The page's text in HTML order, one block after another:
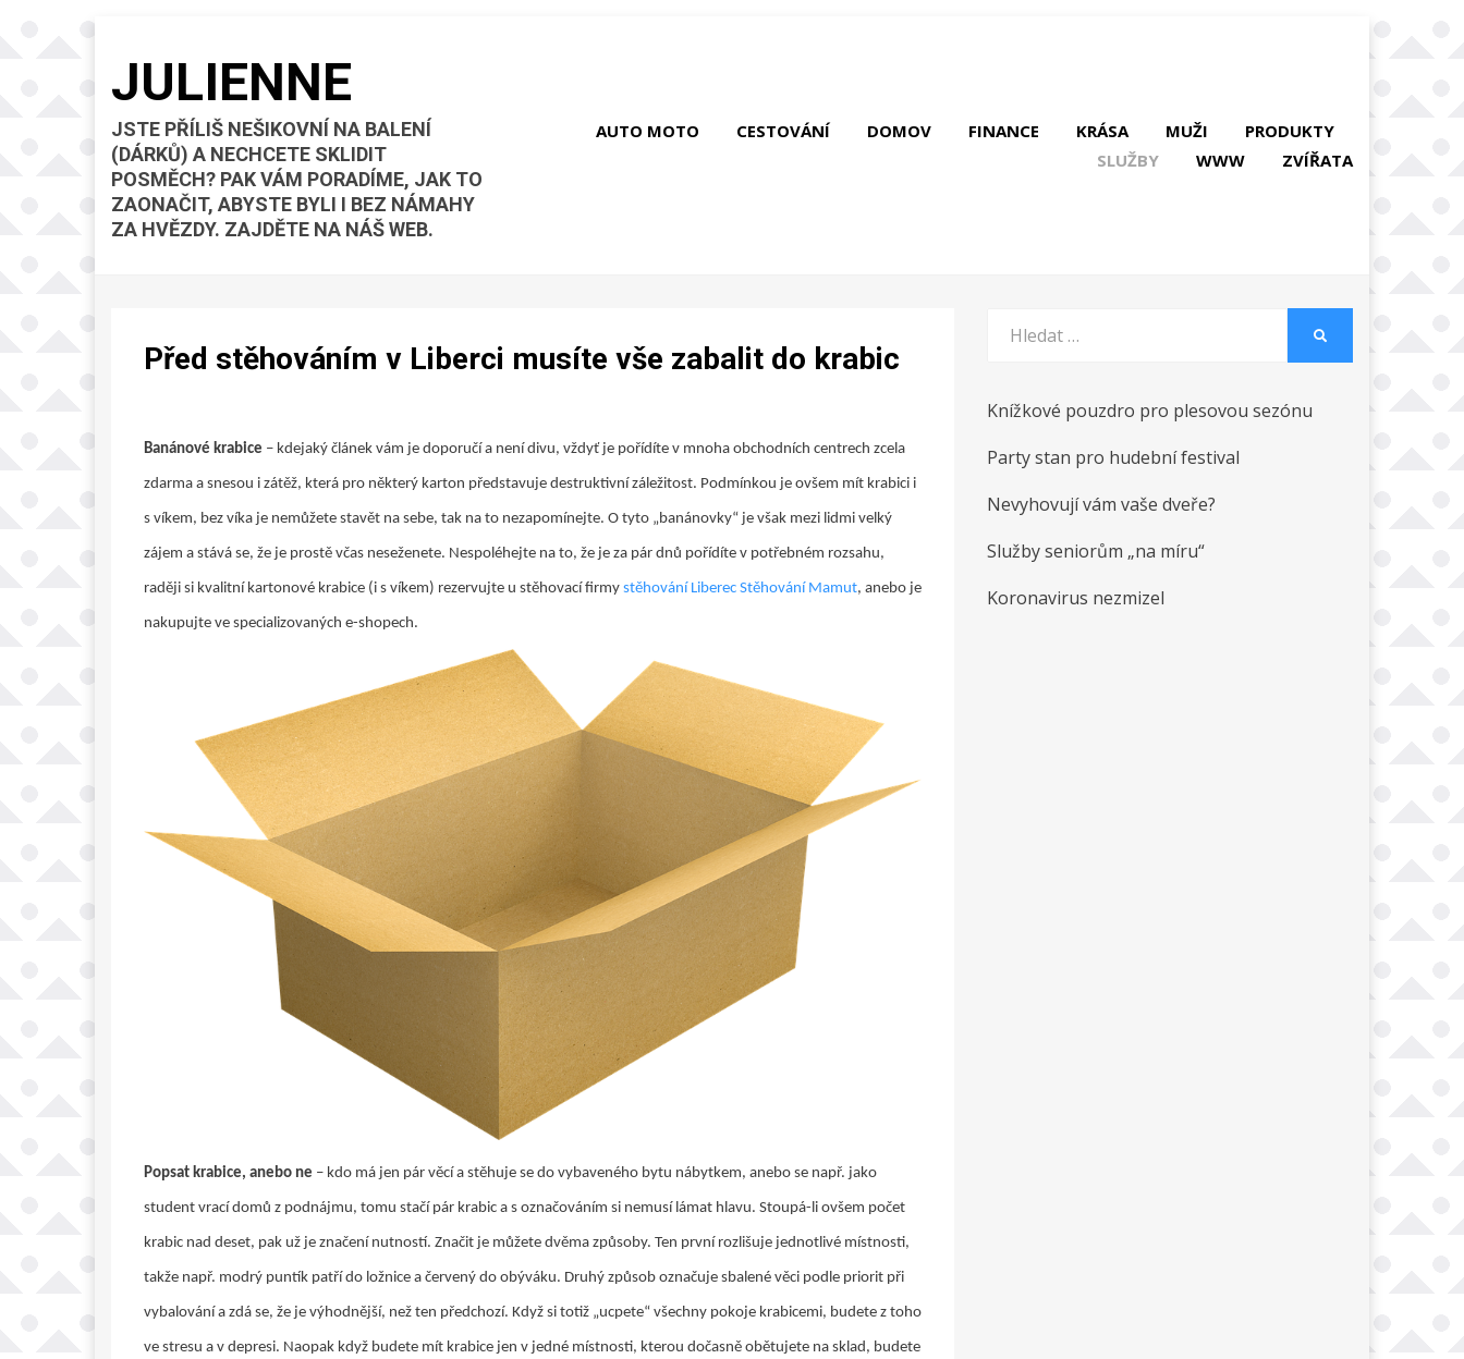
JULIENNE
JSTE PŘÍLIŠ NEŠIKOVNÍ NA BALENÍ
(DÁRKŮ) A NECHCETE SKLIDIT
POSMĚCH? PAK VÁM PORADÍME, JAK TO
ZAONAČIT, ABYSTE BYLI I BEZ NÁMAHY
ZA HVĚZDY. ZAJDĚTE NA NÁŠ WEB.
AUTO MOTO CESTOVÁNÍ DOMOV FINANCE KRÁSA MUŽI
PRODUKTY
SLUŽBY
WWW ZVÍŘATA
Před stěhováním v Liberci musíte vše zabalit do krabic
Banánové krabice – kdejaký článek vám je doporučí a není divu, vždyť je pořídíte v mnoha obchodních centrech zcela
zdarma a snesou i zátěž, která pro některý karton představuje destruktivní záležitost. Podmínkou je ovšem mít krabici i
s víkem, bez víka je nemůžete stavět na sebe, tak na to nezapomínejte. O tyto „banánovky“ je však mezi lidmi velký
zájem a stává se, že je prostě včas neseženete. Nespoléhejte na to, že je za pár dnů pořídíte v potřebném rozsahu,
raději si kvalitní kartonové krabice (i s víkem) rezervujte u stěhovací firmy stěhování Liberec Stěhování Mamut, anebo je
nakupujte ve specializovaných e-shopech.
Popsat krabice, anebo ne – kdo má jen pár věcí a stěhuje se do vybaveného bytu nábytkem, anebo se např. jako
student vrací domů z podnájmu, tomu stačí pár krabic a s označováním si nemusí lámat hlavu. Stoupá-li ovšem počet
krabic nad deset, pak už je značení nutností. Značit je můžete dvěma způsoby. Ten první rozlišuje jednotlivé místnosti,
takže např. modrý puntík patří do ložnice a červený do obýváku. Druhý způsob označuje sbalené věci podle priorit při
vybalování a zdá se, že je výhodnější, než ten předchozí. Když si totiž „ucpete“ všechny pokoje krabicemi, budete z toho
ve stresu a v depresi. Naopak když budete mít krabice jen v jedné místnosti, kterou dočasně obětujete na sklad, budete
Knížkové pouzdro pro plesovou sezónu
Party stan pro hudební festival
Nevyhovují vám vaše dveře?
Služby seniorům „na míru“
Koronavirus nezmizel